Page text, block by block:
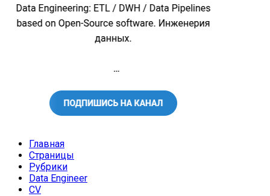
Главная
Страницы
Рубрики
Data Engineer
CV